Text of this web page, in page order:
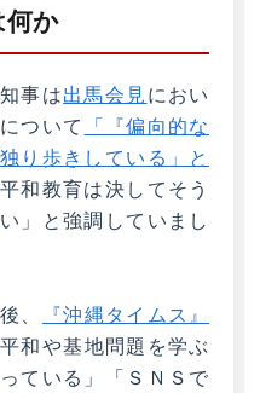
か
事は出馬会見におい
ついて 「『偏向的な
り歩きしている」と
和教育は決してそう
」と強調していまし
、
『沖縄タイムス』
和や基地問題を学ぶ
ている」「ＳＮＳで